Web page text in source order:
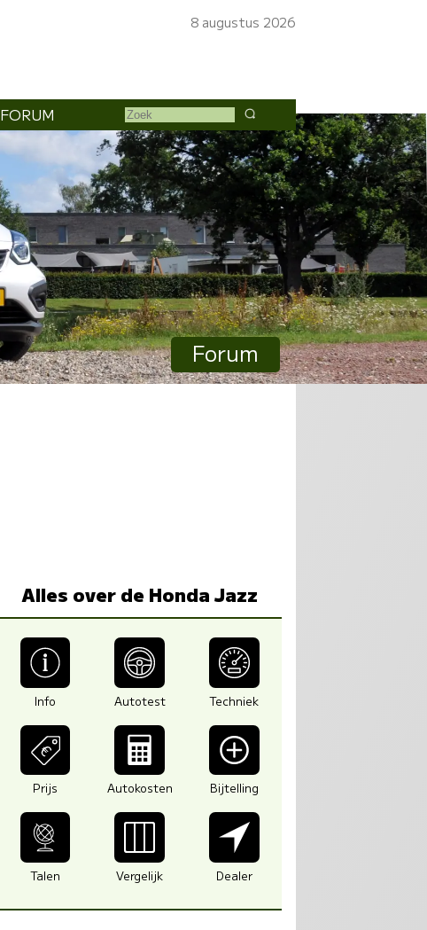
8 augustus 2026
FORUM
Forum
Alles over de Honda Jazz
Info Autotest Techniek
Prijs Autokosten Bijtelling
Talen Vergelijk Dealer